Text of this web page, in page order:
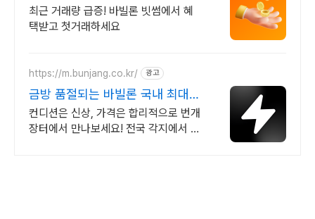
5만원 혜택
최근 거래량 급증! 바빌론 빗썸에서 혜
택받고 첫거래하세요
https://m.bunjang.co.kr/ 광고
금방 품절되는 바빌론 국내 최대
브랜드 중고거래
컨디션은 신상, 가격은 합리적으로 번개
장터에서 만나보세요! 전국 각지에서 올